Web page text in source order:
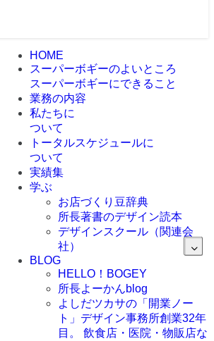
HOME
スーパーボギーのよいところ
スーパーボギーにできること
業務の内容
私たちに
ついて
トータルスケジュールに
ついて
実績集
学ぶ
お店づくり豆辞典
所長著書のデザイン読本
デザインスクール（関連会
社）
BLOG
HELLO！BOGEY
所長よーかんblog
よしだツカサの「開業ノー
ト」 デザイン事務所創業32年
目。 飲食店・医院・物販店な